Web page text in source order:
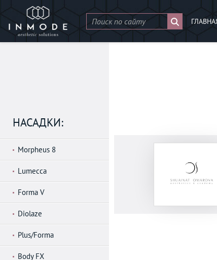
НАСАДКИ:
Morpheus 8
Lumecca
Forma V
Diolaze
Plus/Forma
Body FX